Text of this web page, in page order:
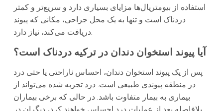
استفاده از بیومتریال‌ها مزایای بسیاری دارد و سریع‌تر و کمتر
دردناک است و تنها به یک محل جراحی، مکانی که پیوند
دریافت می‌کند، نیاز دارد.
آیا پیوند استخوان دندان در ترکیه دردناک است؟
پس از یک پیوند استخوان دندان، احساس ناراحتی یا حتی درد
در منطقه پیوندی طبیعی است. درد تجربه شده می‌تواند از
بیماری به بیمار متفاوت باشد. در حالی که برخی بیماران